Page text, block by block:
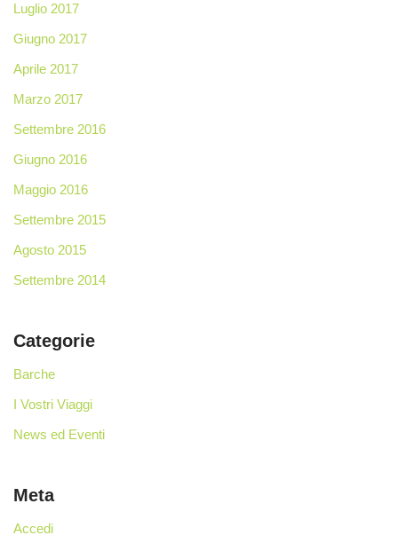
Luglio 2017
Giugno 2017
Aprile 2017
Marzo 2017
Settembre 2016
Giugno 2016
Maggio 2016
Settembre 2015
Agosto 2015
Settembre 2014
Categorie
Barche
I Vostri Viaggi
News ed Eventi
Meta
Accedi